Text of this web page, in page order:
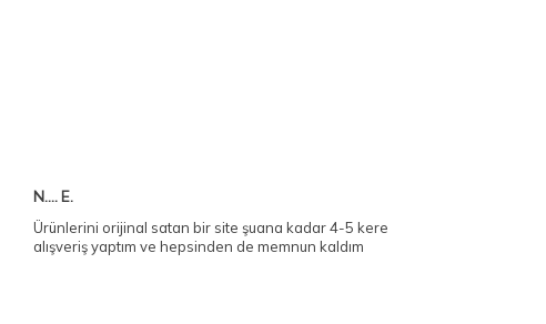
N.... E.
Ürünlerini orijinal satan bir site şuana kadar 4-5 kere
alışveriş yaptım ve hepsinden de memnun kaldım